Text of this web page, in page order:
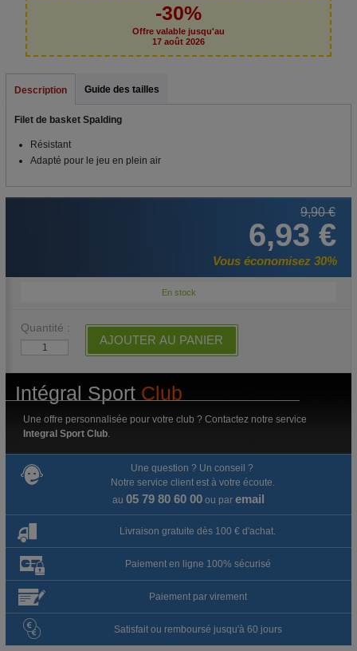
-30%
Offre valable jusqu'au
17 août 2026
Description Guide des tailles
Filet de basket Spalding
Résistant
Adapté pour le jeu en plein air
9,90 €
6,93 €
Vous économisez 30%
En stock
Quantité :
AJOUTER AU PANIER
Intégral Sport Club
Une offre personnalisée pour votre club ? Contactez notre service
Integral Sport Club
Une question ? Un conseil ?
Notre service client est à votre écoute.
au 05 79 80 60 00ou par email
Livraison gratuite dès 100 € d'achat.
Paiement en ligne 100% sécurisé
Paiement par virement
Satisfait ou remboursé jusqu'à 60 jours